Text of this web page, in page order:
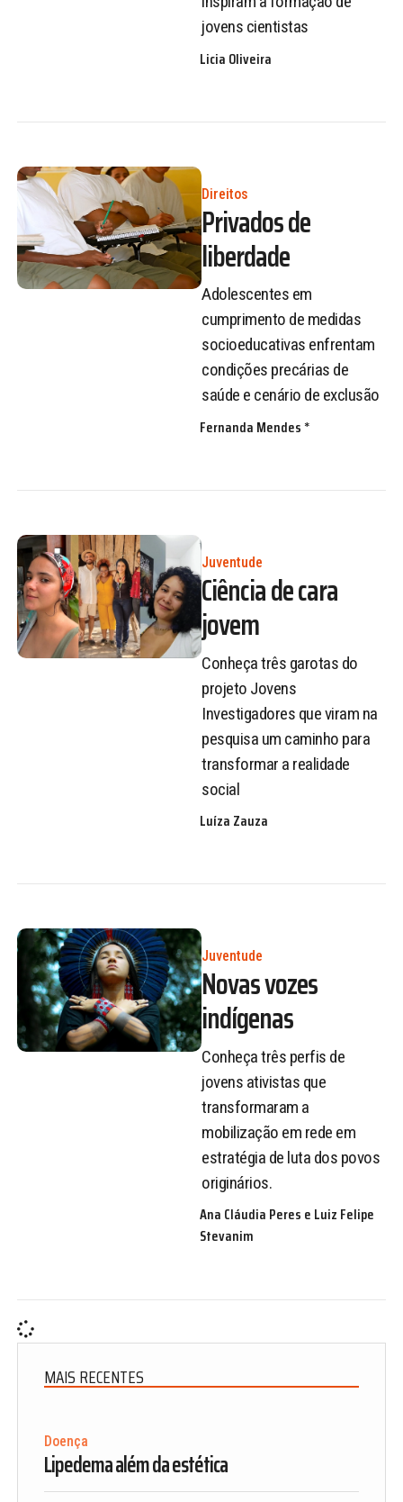
jovens cientistas
Licia Oliveira
Direitos
Privados de
liberdade
Adolescentes em
cumprimento de medidas
socioeducativas enfrentam
condições precárias de
saúde e cenário de exclusão
Fernanda Mendes *
Juventude
Ciência de cara
jovem
Conheça três garotas do
projeto Jovens
Investigadores que viram na
pesquisa um caminho para
transformar a realidade
social
Luíza Zauza
Juventude
Novas vozes
indígenas
Conheça três perfis de
jovens ativistas que
transformaram a
mobilização em rede em
estratégia de luta dos povos
originários.
Ana Cláudia Peres e Luiz Felipe
Stevanim
MAIS RECENTES
Doença
Lipedema além da estética